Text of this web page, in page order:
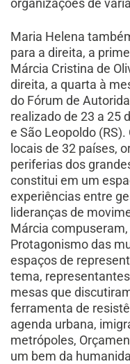
organizações de
Maria Helena
para a direita, a
Márcia Cristina de
direita, a quarta à
do Fórum de
realizado de 23 a 25
e São Leopoldo
locais de 32 países,
periferias dos
constitui em um
experiências entre
lideranças de
Márcia
Protagonismo das
espaços de
tema,
mesas que
ferramenta de
agenda urbana,
metrópoles,
um bem da